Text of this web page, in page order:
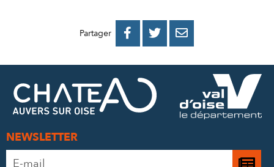
Partager 
PARTAGER
FACEBOOK
PARTAGER
PARTAGER
MAIL
NEWSLETTER
Adresse
Je